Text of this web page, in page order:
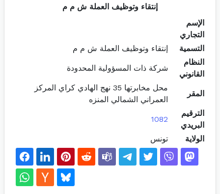
إنتقاء وتوظيف العملة ش م م
الإسم
التجاري
التسمية
إنتقاء وتوظيف العملة ش م م
النظام
القانوني
شركة ذات المسؤولية المحدودة
المقر
محل مخابرتها 35 نهج الهادي كراي المركز
العمراني الشمالي المنزه
الترقيم
البريدي
1082
الولاية تونس